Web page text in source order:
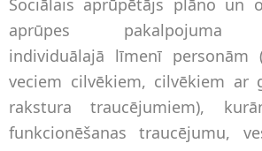
aprūpes pakalpojuma
individuālajā līmenī personām
veciem cilvēkiem, cilvēkiem ar
rakstura traucējumiem),
funkcionēšanas traucējumu,